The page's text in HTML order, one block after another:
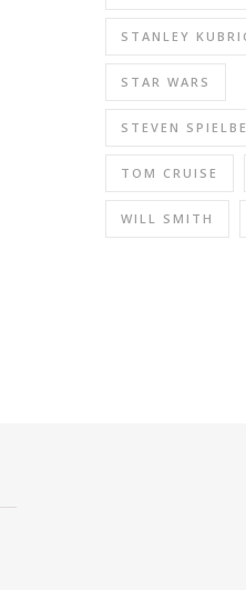
STANLEY
STAR WARS
STEVEN
TOM CRUISE
WILL SMITH